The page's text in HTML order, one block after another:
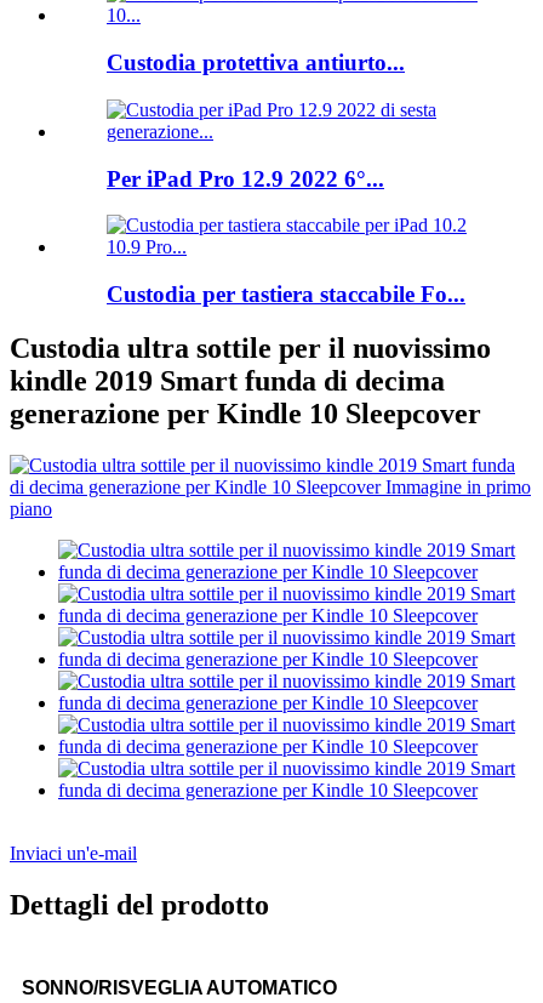
Custodia protettiva antiurto...
Per iPad Pro 12.9 2022 6°...
Custodia per tastiera staccabile Fo...
Custodia ultra sottile per il nuovissimo
kindle 2019 Smart funda di decima
generazione per Kindle 10 Sleepcover
Inviaci un'e-mail
Dettagli del prodotto
SONNO/RISVEGLIA AUTOMATICO